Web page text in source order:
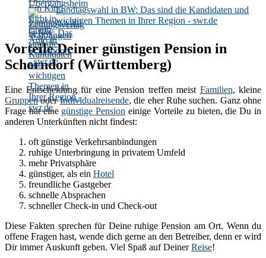
Landtagswahl in BW: Das sind die Kandidaten und
wichtigen Themen in Ihrer Region - swr.de
Vorteile Deiner günstigen Pension in
Schorndorf (Württemberg)
Eine Entscheidung für eine Pension treffen meist Familien, kleine
GruppenoderIndividualreisende, die eher Ruhe suchen. Ganz ohne
Frage hat eine günstige Pension einige Vorteile zu bieten, die Du in
anderen Unterkünften nicht findest:
oft günstige Verkehrsanbindungen
ruhige Unterbringung in privatem Umfeld
mehr Privatsphäre
günstiger, als ein Hotel
freundliche Gastgeber
schnelle Absprachen
schneller Check-in und Check-out
Diese Fakten sprechen für Deine ruhige Pension am Ort. Wenn du
offene Fragen hast, wende dich gerne an den Betreiber, denn er wird
Dir immer Auskunft geben. Viel Spaß auf DeinerReise!